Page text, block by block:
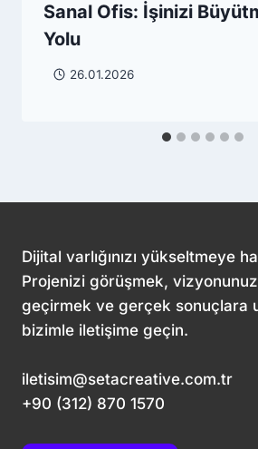
Sanal Ofis: İşinizi
Yolu
26.01.2026
Dijital varlığınızı yükseltmeye
Projenizi görüşmek,
geçirmek ve gerçek sonuçlara
bizimle iletişime geçin.
iletisim@setacreative.com.tr
+90 (312) 870 1570